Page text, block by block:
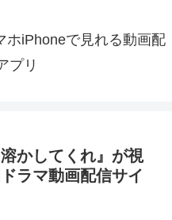
ホiPhoneで見れる動画配
プリ
かしてくれ』が視
ラマ動画配信サイ